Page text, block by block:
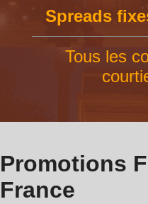
Spreads
Tous les
Promotions
France